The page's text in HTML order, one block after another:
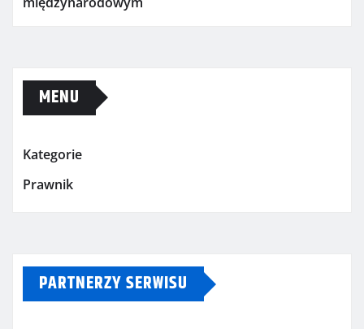
MENU
Kategorie
Prawnik
PARTNERZY SERWISU